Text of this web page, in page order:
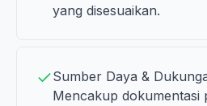
yang disesuaikan.
Sumber Daya &
Mencakup dokumentasi